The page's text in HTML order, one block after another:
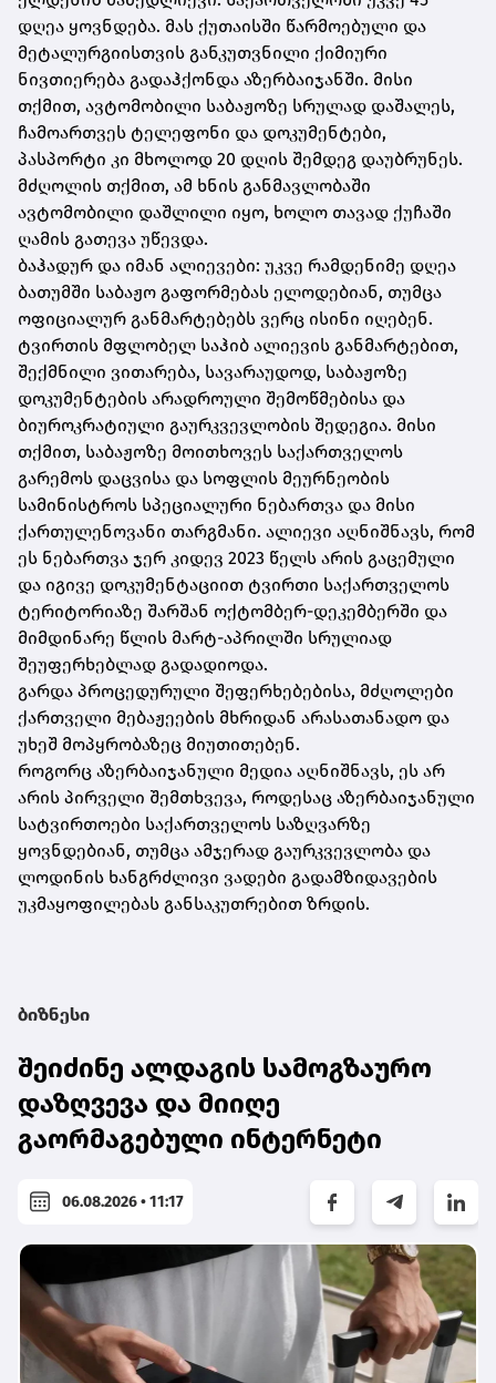
დღეა ყოვნდება. მას ქუთაისში წარმოებული და
მეტალურგიისთვის განკუთვნილი ქიმიური
ნივთიერება გადაჰქონდა აზერბაიჯანში. მისი
თქმით, ავტომობილი საბაჟოზე სრულად დაშალეს,
ჩამოართვეს ტელეფონი და დოკუმენტები,
პასპორტი კი მხოლოდ 20 დღის შემდეგ დაუბრუნეს.
მძღოლის თქმით, ამ ხნის განმავლობაში
ავტომობილი დაშლილი იყო, ხოლო თავად ქუჩაში
ღამის გათევა უწევდა.
ბაჰადურ და იმან ალიევები: უკვე რამდენიმე დღეა
ბათუმში საბაჟო გაფორმებას ელოდებიან, თუმცა
ოფიციალურ განმარტებებს ვერც ისინი იღებენ.
ტვირთის მფლობელ საჰიბ ალიევის განმარტებით,
შექმნილი ვითარება, სავარაუდოდ, საბაჟოზე
დოკუმენტების არადროული შემოწმებისა და
ბიუროკრატიული გაურკვევლობის შედეგია. მისი
თქმით, საბაჟოზე მოითხოვეს საქართველოს
გარემოს დაცვისა და სოფლის მეურნეობის
სამინისტროს სპეციალური ნებართვა და მისი
ქართულენოვანი თარგმანი. ალიევი აღნიშნავს, რომ
ეს ნებართვა ჯერ კიდევ 2023 წელს არის გაცემული
და იგივე დოკუმენტაციით ტვირთი საქართველოს
ტერიტორიაზე შარშან ოქტომბერ-დეკემბერში და
მიმდინარე წლის მარტ-აპრილში სრულიად
შეუფერხებლად გადადიოდა.
გარდა პროცედურული შეფერხებებისა, მძღოლები
ქართველი მებაჟეების მხრიდან არასათანადო და
უხეშ მოპყრობაზეც მიუთითებენ.
როგორც აზერბაიჯანული მედია აღნიშნავს, ეს არ
არის პირველი შემთხვევა, როდესაც აზერბაიჯანული
სატვირთოები საქართველოს საზღვარზე
ყოვნდებიან, თუმცა ამჯერად გაურკვევლობა და
ლოდინის ხანგრძლივი ვადები გადამზიდავების
უკმაყოფილებას განსაკუთრებით ზრდის.
ბიზნესი
შეიძინე ალდაგის სამოგზაურო
დაზღვევა და მიიღე
გაორმაგებული ინტერნეტი
06.08.2026 • 11:17